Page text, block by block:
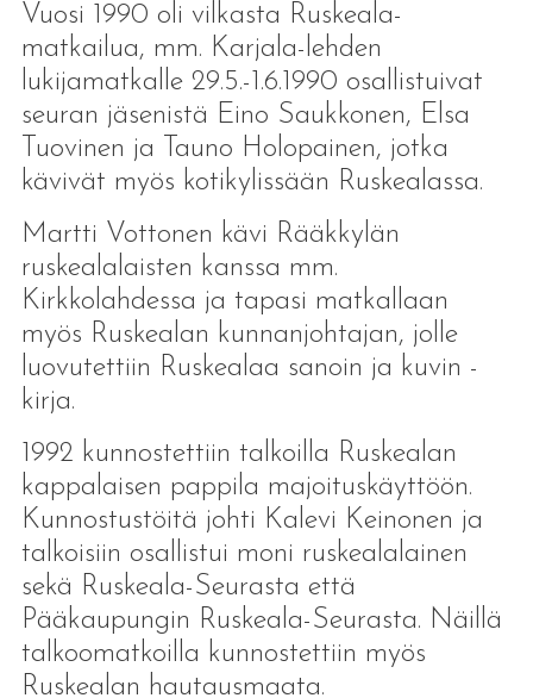
Vuosi 1990 oli vilkasta Ruskeala-
matkailua, mm. Karjala-lehden
lukijamatkalle 29.5.-1.6.1990 osallistuivat
seuran jäsenistä Eino Saukkonen, Elsa
Tuovinen ja Tauno Holopainen, jotka
kävivät myös kotikylissään Ruskealassa.
Martti Vottonen kävi Rääkkylän
ruskealalaisten kanssa mm.
Kirkkolahdessa ja tapasi matkallaan
myös Ruskealan kunnanjohtajan, jolle
luovutettiin Ruskealaa sanoin ja kuvin -
kirja.
1992 kunnostettiin talkoilla Ruskealan
kappalaisen pappila majoituskäyttöön.
Kunnostustöitä johti Kalevi Keinonen ja
talkoisiin osallistui moni ruskealalainen
sekä Ruskeala-Seurasta että
Pääkaupungin Ruskeala-Seurasta. Näillä
talkoomatkoilla kunnostettiin myös
Ruskealan hautausmaata.